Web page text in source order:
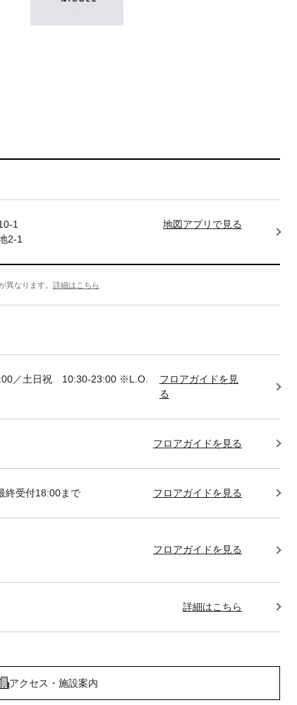
1
2-1
地図アプリで見る
異なります。詳細はこちら
／土日祝 10:30-23:00 ※L.O.
フロアガイドを見
る
フロアガイドを見る
受付18:00まで フロアガイドを見る
フロアガイドを見る
詳細はこちら
アクセス・施設案内